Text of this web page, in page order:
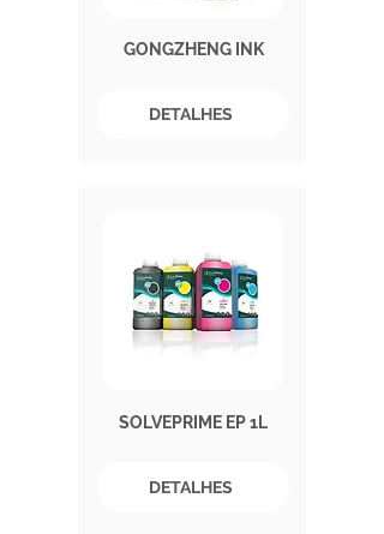
GONGZHENG INK
DETALHES
SOLVEPRIME EP 1L
DETALHES